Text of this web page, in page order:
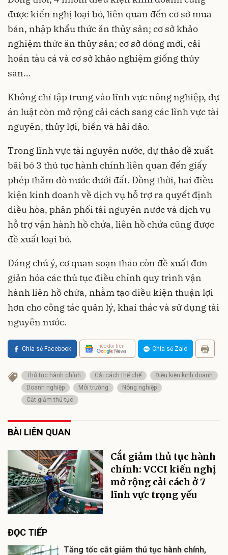
được kiến nghị loại bỏ, liên quan đến cơ sở mua
bán, nhập khẩu thức ăn thủy sản; cơ sở khảo
nghiệm thức ăn thủy sản; cơ sở đóng mới, cải
hoán tàu cá và cơ sở khảo nghiệm giống thủy
sản…
Không chỉ tập trung vào lĩnh vực nông nghiệp, dự
án luật còn mở rộng cải cách sang các lĩnh vực tài
nguyên, thủy lợi, biển và hải đảo.
Trong lĩnh vực tài nguyên nước, dự thảo đề xuất
bãi bỏ 3 thủ tục hành chính liên quan đến giấy
phép thăm dò nước dưới đất. Đồng thời, hai điều
kiện kinh doanh về dịch vụ hỗ trợ ra quyết định
điều hòa, phân phối tài nguyên nước và dịch vụ
hỗ trợ vận hành hồ chứa, liên hồ chứa cũng được
đề xuất loại bỏ.
Đáng chú ý, cơ quan soạn thảo còn đề xuất đơn
giản hóa các thủ tục điều chỉnh quy trình vận
hành liên hồ chứa, nhằm tạo điều kiện thuận lợi
hơn cho công tác quản lý, khai thác và sử dụng tài
nguyên nước.
Chia sẻ Facebook Theo dõi trên Chia sẻ Zalo
Thủ tục hành chính Cải cách thể chế
Điều kiện kinh doanh
Doanh nghiệp
Môi trường
Nông nghiệp
Cắt giảm thủ tục
BÀI LIÊN QUAN
Cắt giảm thủ tục hành
chính: VCCI kiến nghị
mở rộng cải cách ở 7
lĩnh vực trọng yếu
ĐỌC TIẾP
Tăng tốc cắt giảm thủ tục hành chính,